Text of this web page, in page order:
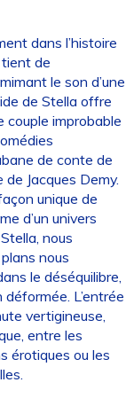
dans l’histoire
tient de
le son d’une
de Stella offre
couple improbable
de conte de
de Jacques Demy.
unique de
d’un univers
nous
nous
le déséquilibre,
déformée. L’entrée
vertigineuse,
entre les
érotiques ou les